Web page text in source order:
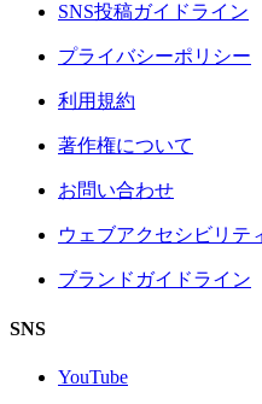
SNS投稿ガイドライン
プライバシーポリシー
利用規約
著作権について
お問い合わせ
ウェブアクセシビリテ
ブランドガイドライン
SNS
YouTube